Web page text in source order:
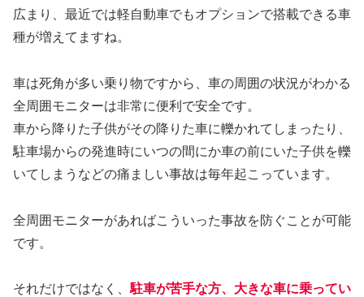
広まり、最近では軽自動車でもオプションで搭載できる車
種が増えてますね。
車は死角が多い乗り物ですから、車の周囲の状況がわかる
全周囲モニターは非常に便利で安全です。
車から降りた子供がその降りた車に轢かれてしまったり、
駐車場からの発進時にいつの間にか車の前にいた子供を轢
いてしまうなどの痛ましい事故は毎年起こっています。
全周囲モニターがあればこういった事故を防ぐことが可能
です。
それだけではなく、駐車が苦手な方、大きな車に乗ってい